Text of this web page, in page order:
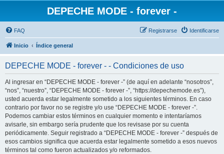
DEPECHE MODE - forever -
FAQ Identificarse
Registrarse
Inicio Índice general
DEPECHE MODE - forever - - Condiciones de uso
Al ingresar en “DEPECHE MODE - forever -” (de aquí en adelante “nosotros”,
“nos”, “nuestro”, “DEPECHE MODE - forever -”, “https://depechemode.es”),
usted acuerda estar legalmente sometido a los siguientes términos. En caso
contrario por favor no se registre y/o use “DEPECHE MODE - forever -”.
Podemos cambiar estos términos en cualquier momento e intentaríamos
avisarle, sin embargo sería prudente que los revisase por su cuenta
periódicamente. Seguir registrado a “DEPECHE MODE - forever -” después de
esos cambios significa que acuerda estar legalmente sometido a esos nuevos
términos tal como fueron actualizados y/o reformados.